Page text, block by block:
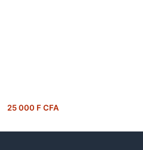
25 000 F CFA